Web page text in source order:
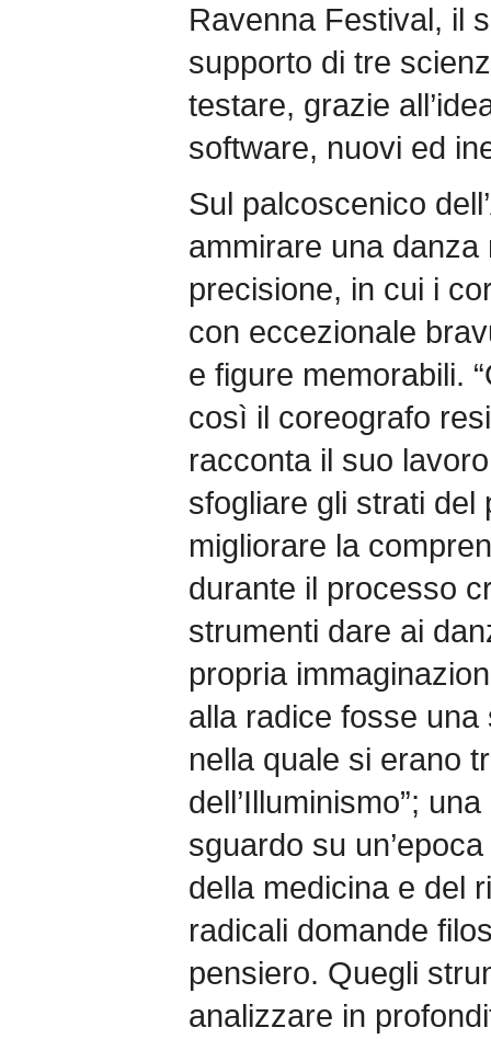
Ravenna Festival, il
supporto di tre
testare, grazie
software, nuovi ed
Sul palcoscenico
ammirare una
precisione, in cui i
con eccezionale
e figure memorabili.
così il coreografo
racconta il suo
sfogliare gli strati
migliorare la
durante il processo
strumenti dare ai
propria
alla radice fosse
nella quale si erano
dell’Illuminismo”;
sguardo su
della medicina e del
radicali domande
pensiero. Quegli
analizzare in